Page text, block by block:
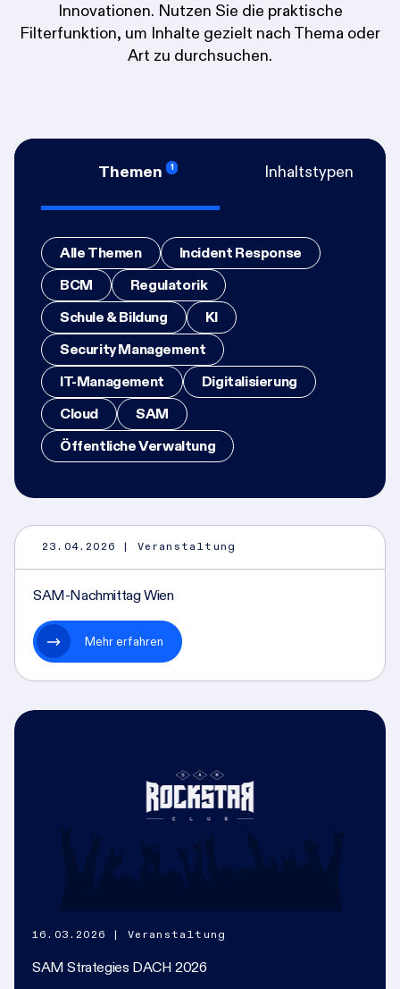
Innovationen. Nutzen Sie die praktische
Filterfunktion, um Inhalte gezielt nach Thema oder
Art zu durchsuchen.
Themen 1 Inhaltstypen
Alle Themen
Incident Response
BCM
Regulatorik
Schule & Bildung
KI
Security Management
IT-Management
Digitalisierung
Cloud
SAM
Öffentliche Verwaltung
23.04.2026 | Veranstaltung
SAM-Nachmittag Wien
Mehr erfahren
16.03.2026 | Veranstaltung
SAM Strategies DACH 2026